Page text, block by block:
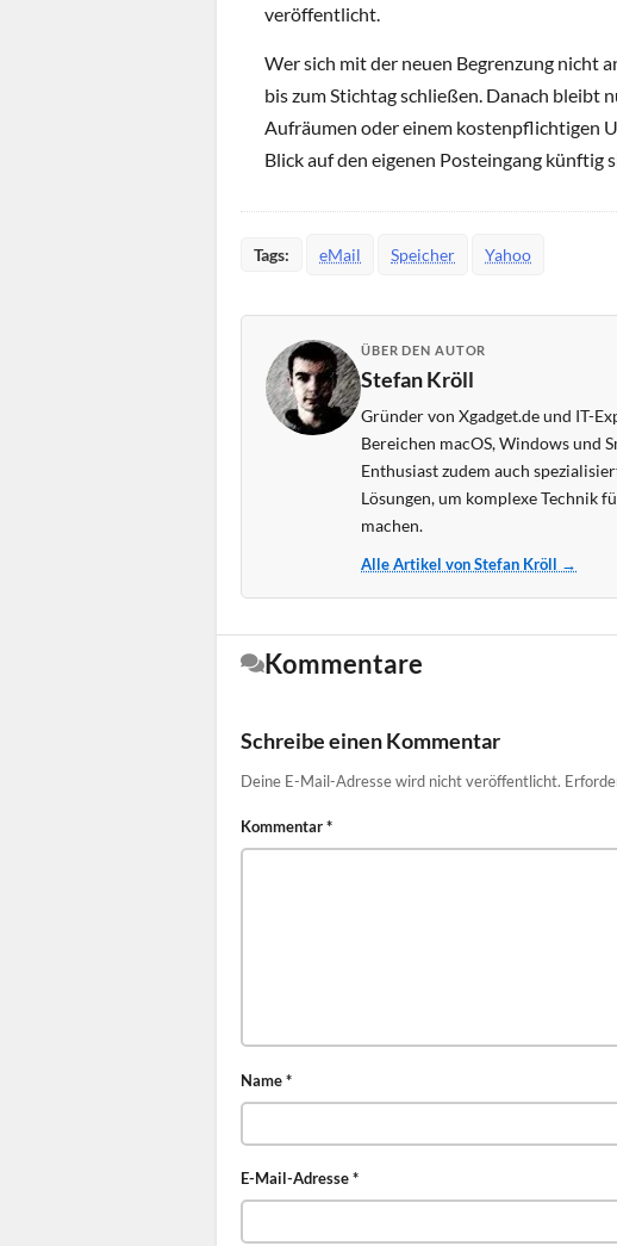
veröffentlicht.
Wer sich mit der neuen Begrenzung nicht
bis zum Stichtag schließen. Danach bleibt
Aufräumen oder einem kostenpflichtigen
Blick auf den eigenen Posteingang künftig
Tags: eMail Speicher Yahoo
ÜBER DEN AUTOR
Stefan Kröll
Gründer von Xgadget.de und IT-
Bereichen macOS, Windows und
Enthusiast zudem auch
Lösungen, um komplexe Technik
machen.
Alle Artikel von Stefan Kröll →
Kommentare
Schreibe einen Kommentar
Deine E-Mail-Adresse wird nicht veröffentlicht.
Kommentar*
Name*
E-Mail-Adresse*